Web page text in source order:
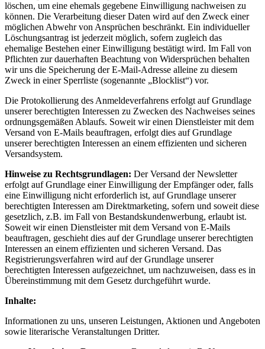
löschen, um eine ehemals gegebene Einwilligung nachweisen zu
können. Die Verarbeitung dieser Daten wird auf den Zweck einer
möglichen Abwehr von Ansprüchen beschränkt. Ein individueller
Löschungsantrag ist jederzeit möglich, sofern zugleich das
ehemalige Bestehen einer Einwilligung bestätigt wird. Im Fall von
Pflichten zur dauerhaften Beachtung von Widersprüchen behalten
wir uns die Speicherung der E‑Mail-Adresse alleine zu diesem
Zweck in einer Sperrliste (sogenannte „Blocklist“) vor.
Die Protokollierung des Anmeldeverfahrens erfolgt auf Grundlage
unserer berechtigten Interessen zu Zwecken des Nachweises seines
ordnungsgemäßen Ablaufs. Soweit wir einen Dienstleister mit dem
Versand von E‑Mails beauftragen, erfolgt dies auf Grundlage
unserer berechtigten Interessen an einem effizienten und sicheren
Versandsystem.
Hinweise zu Rechtsgrundlagen: Der Versand der Newsletter
erfolgt auf Grundlage einer Einwilligung der Empfänger oder, falls
eine Einwilligung nicht erforderlich ist, auf Grundlage unserer
berechtigten Interessen am Direktmarketing, sofern und soweit diese
gesetzlich, z.B. im Fall von Bestandskundenwerbung, erlaubt ist.
Soweit wir einen Dienstleister mit dem Versand von E‑Mails
beauftragen, geschieht dies auf der Grundlage unserer berechtigten
Interessen an einem effizienten und sicheren Versand. Das
Registrierungsverfahren wird auf der Grundlage unserer
berechtigten Interessen aufgezeichnet, um nachzuweisen, dass es in
Übereinstimmung mit dem Gesetz durchgeführt wurde.
Inhalte:
Informationen zu uns, unseren Leistungen, Aktionen und Angeboten
sowie literarische Veranstaltungen Dritter.